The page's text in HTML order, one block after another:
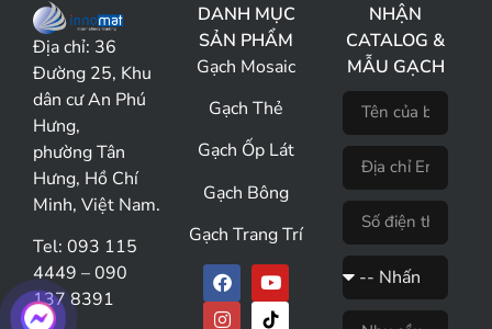
Địa chỉ: 36
Đường 25, Khu
dân cư An Phú
Hưng,
phường Tân
Hưng, Hồ Chí
Minh, Việt Nam.
Tel: 093 115
4449 – 090
137 8391
DANH MỤC
SẢN PHẨM
Gạch Mosaic
Gạch Thẻ
Gạch Ốp Lát
Gạch Bông
Gạch Trang Trí
NHẬN
CATALOG &
MẪU GẠCH